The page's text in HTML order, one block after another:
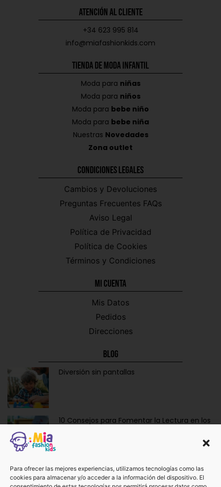
Para ofrecer las mejores experiencias, utilizamos tecnologías como las
cookies para almacenar y/o acceder a la información del dispositivo. El
Atención al Cliente
+34 623 995 814
info@miafashionkids.com
Tienda de Moda Infantil
Moda para niñas
Moda para niños
Moda para bebe niño
Moda para bebe niña
Nuestras Novedades
Zona outlet
Condiciones Legales
Cambios y Devoluciones
Preguntas Frecuentes FAQs
Aviso Legal
Política de Privacidad
Política de Cookies
Términos y Condiciones
Mi CUENTA
Mis Datos
Pedidos
Direcciones
Blog
Diversión sin pantallas
10 Consejos para Fomentar la Lectura en los
Ropa y Accesorios para Bebés Recién
Nacidos: La Dulzura de Vestir a los Más